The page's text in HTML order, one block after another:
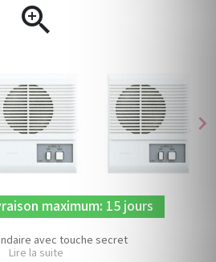
chevron_right

maximum: 15 jours
avec touche secret
Lire la suite